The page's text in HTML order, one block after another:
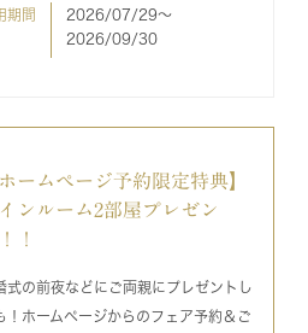
期間
2026/07/29〜
2026/09/30
ホームページ予約限定特典】
ンルーム2部屋プレゼン
！
式の前夜などにご両親にプレゼントし
！ホームページからのフェア予約＆ご